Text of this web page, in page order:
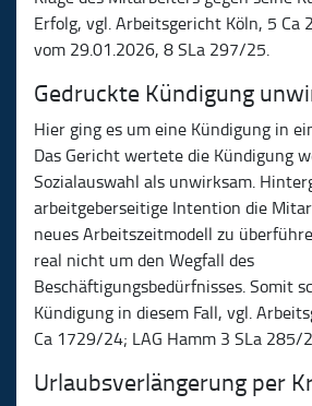
Erfolg, vgl. Arbeitsgericht Köln, 5 Ca
vom 29.01.2026, 8 SLa 297/25.
Gedruckte Kündigung
Hier ging es um eine Kündigung in
Das Gericht wertete die Kündigung
Sozialauswahl als unwirksam.
arbeitgeberseitige Intention die
neues Arbeitszeitmodell zu
real nicht um den Wegfall des
Beschäftigungsbedürfnisses. Somit
Kündigung in diesem Fall, vgl.
Ca 1729/24; LAG Hamm 3 SLa 285/
Urlaubsverlängerung per